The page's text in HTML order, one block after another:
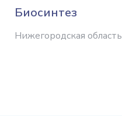
Биосинтез
Нижегородская область